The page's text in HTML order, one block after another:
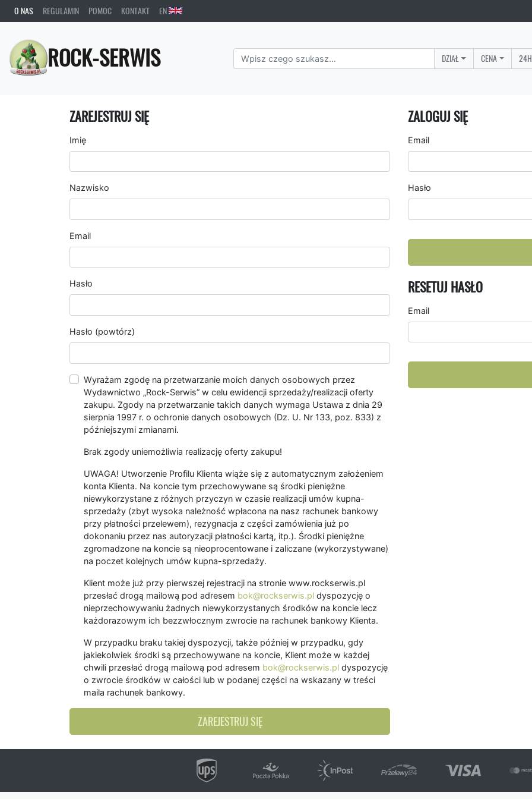
O NAS REGULAMIN POMOC KONTAKT EN
ROCK-SERWIS DZIAŁ CENA
ZAREJESTRUJ SIĘ
Imię
Nazwisko
Email
Hasło
Hasło (powtórz)
Wyrażam zgodę na przetwarzanie moich danych osobowych przez
Wydawnictwo „Rock-Serwis” w celu ewidencji sprzedaży/realizacji oferty
zakupu. Zgody na przetwarzanie takich danych wymaga Ustawa z dnia 29
sierpnia 1997 r. o ochronie danych osobowych (Dz. U. Nr 133, poz. 833) z
późniejszymi zmianami.
Brak zgody uniemożliwia realizację oferty zakupu!
UWAGA! Utworzenie Profilu Klienta wiąże się z automatycznym założeniem
konta Klienta. Na koncie tym przechowywane są środki pieniężne
niewykorzystane z różnych przyczyn w czasie realizacji umów kupna-
sprzedaży (zbyt wysoka należność wpłacona na nasz rachunek bankowy
przy płatności przelewem), rezygnacja z części zamówienia już po
dokonaniu przez nas autoryzacji płatności kartą, itp.). Środki pieniężne
zgromadzone na koncie są nieoprocentowane i zaliczane (wykorzystywane)
na poczet kolejnych umów kupna-sprzedaży.
Klient może już przy pierwszej rejestracji na stronie www.rockserwis.pl
przesłać drogą mailową pod adresem bok@rockserwis.pl dyspozycję o
nieprzechowywaniu żadnych niewykorzystanych środków na koncie lecz
każdorazowym ich bezzwłocznym zwrocie na rachunek bankowy Klienta.
W przypadku braku takiej dyspozycji, także później w przypadku, gdy
jakiekolwiek środki są przechowywane na koncie, Klient może w każdej
chwili przesłać drogą mailową pod adresem bok@rockserwis.pl dyspozycję
o zwrocie środków w całości lub w podanej części na wskazany w treści
maila rachunek bankowy.
ZAREJESTRUJ SIĘ
ZALOGUJ SIĘ
Email
Hasło
RESETUJ HASŁO
Email